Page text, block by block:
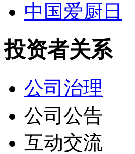
中国爱厨日
投资者关系
公司治理
公司公告
互动交流